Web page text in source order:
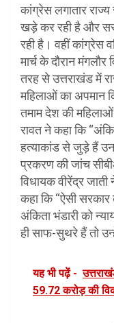
कांग्रेस लगातार
खड़े कर रही है और
रही है। वहीं कांग्रेस
मार्च के दौरान
तरह से उत्तराखंड में
महिलाओं का अपमान
तमाम देश की
रावत ने कहा कि
हत्याकांड से जुड़े हैं
प्रकरण की जांच
विधायक वीरेंद्र
कहा कि “ऐसी
अंकिता भंडारी को
ही साफ-सुथरे हैं तो
यह भी पढ़ें -
59.72 करोड़ की